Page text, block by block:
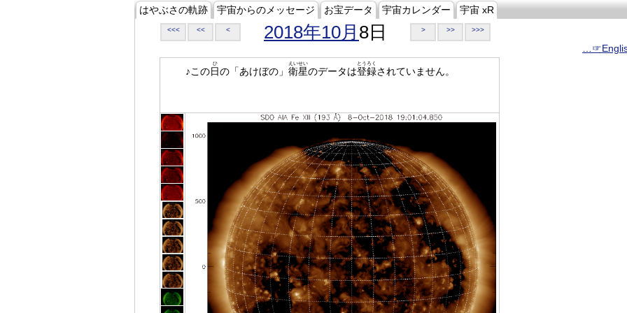
はやぶさの軌跡 宇宙からのメッセージ お宝データ 宇宙カレンダー 宇宙 xR
<<< << < 2018年10月 8日 > >> >>>
♪この日
ひ
の「あけぼの」 衛星
えいせい
のデータは登録
とうろく
されていません。